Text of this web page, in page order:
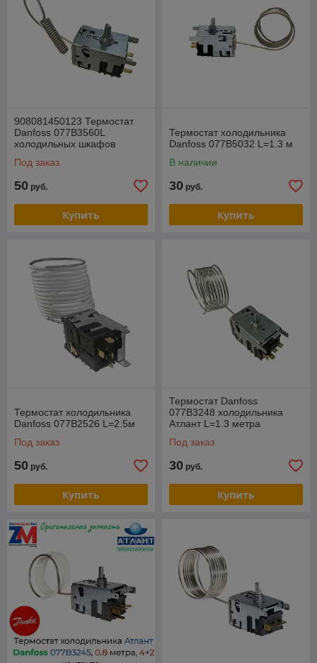
908081450123 Термостат
Danfoss 077В3560L
холодильных шкафов
Под заказ
50 руб.
Купить
Термостат холодильника
Danfoss 077B5032 L=1.3 м
В наличии
30 руб.
Купить
Термостат холодильника
Danfoss 077B2526 L=2.5м
Под заказ
50 руб.
Купить
Термостат Danfoss
077B3248 холодильника
Атлант L=1.3 метра
Под заказ
30 руб.
Купить